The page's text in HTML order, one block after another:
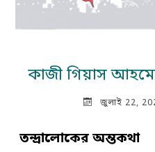
কাজী গিয়াস
জুলাই 22,
তন্দ্রালোকের অন্তকথা